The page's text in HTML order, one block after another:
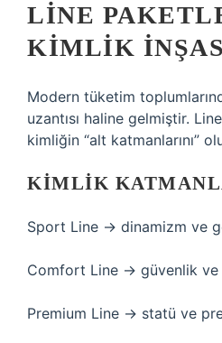
LINE
KIMLIK
Modern tüketim
uzantısı haline gelmiştir.
kimliğin “alt katmanlarını”
KIMLIK
Sport Line → dinamizm ve
Comfort Line → güvenlik ve
Premium Line → statü ve